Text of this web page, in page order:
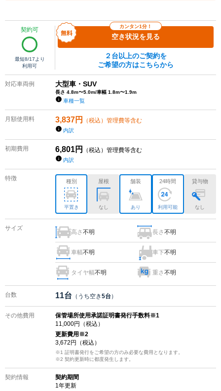
契約可
最短8/17 より
利用可
カンタン1分！
空き状況を見る
２台以上のご契約を
ご希望の方はこちらから
対応車両例 大型車・SUV
長さ 4.8m〜5.0m/車幅 1.8m〜1.9m
車種一覧
月額使用料 3,837円 （税込）管理費等含む
内訳
初期費用 6,801円 （税込）管理費等含む
内訳
特徴 種別
平置き
屋根
なし
舗装
あり
24時間
利用可能
貸与物
なし
サイズ
高さ不明 長さ不明
車幅不明 車下不明
タイヤ幅不明 重さ不明
台数 11台 （うち空き5台）
その他費用
保管場所使用承諾証明書発行手数料※1
11,000円（税込）
更新費用 ※2
3,672 円（税込）
※1 証明書発行をご希望の方のみ必要な費用となります。
※2 契約更新時に都度発生します。
契約情報
契約期間
1年更新